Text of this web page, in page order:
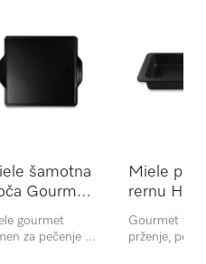
šamotna
Gourmet
70
gourmet
za pečenje i
Miele
rernu HUB
5001-M
Gourmet
prženje,